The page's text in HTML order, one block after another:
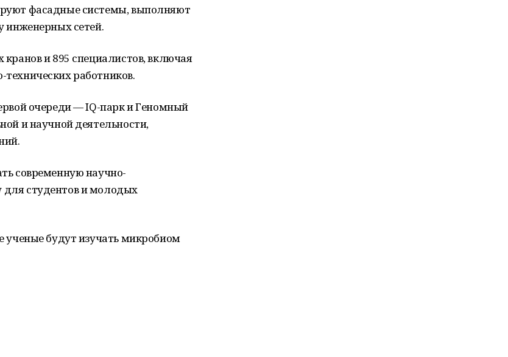
фасадные системы, выполняют
инженерных сетей.
и 895 специалистов, включая
работников.
очереди — IQ-парк и Геномный
и научной деятельности,
современную научно-
для студентов и молодых
ученые будут изучать микробиом